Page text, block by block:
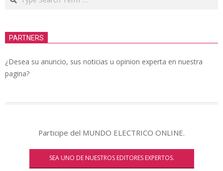
PARTNERS
¿Desea su anuncio, sus noticias u opinion experta en nuestra
pagina?
Participe del MUNDO ELECTRICO ONLINE.
SEA UNO DE NUESTROS EDITORES EXPERTOS.